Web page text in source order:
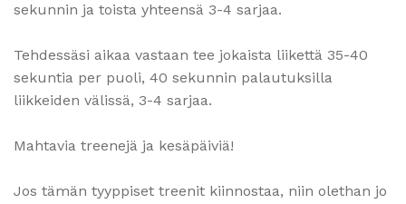
sekunnin ja toista yhteensä 3-4 sarjaa.
Tehdessäsi aikaa vastaan tee jokaista liikettä 35-40
sekuntia per puoli, 40 sekunnin palautuksilla
liikkeiden välissä, 3-4 sarjaa.
Mahtavia treenejä ja kesäpäiviä!
Jos tämän tyyppiset treenit kiinnostaa, niin olethan jo